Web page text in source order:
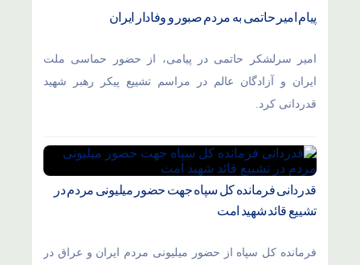
پیام امیر حاتمی به مردم صبور و وفادار ایران
امیر سرلشکر حاتمی در پیامی، از حضور حماسی ملت
ایران و آزادگان عالم در مراسم تشییع پیکر رهبر شهید
قدردانی کرد.
قدردانی فرمانده کل سپاه جهت حضور میلیونی مردم در
تشییع قائد شهید امت
فرمانده کل سپاه از حضور میلیونی مردم ایران و عراق در